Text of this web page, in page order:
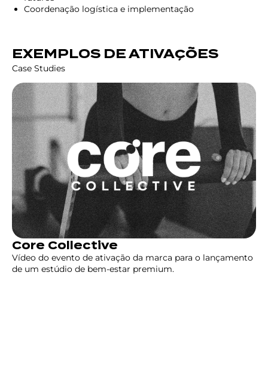
Coordenação logística e implementação
EXEMPLOS DE ATIVAÇÕES
Case Studies
Core Collective
Vídeo do evento de ativação da marca para o lançamento
de um estúdio de bem-estar premium.